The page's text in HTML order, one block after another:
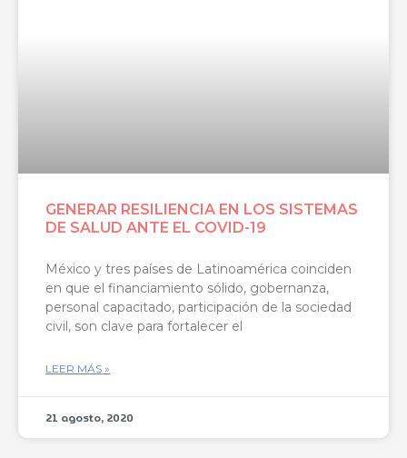
GENERAR RESILIENCIA EN LOS SISTEMAS
DE SALUD ANTE EL COVID-19
México y tres países de Latinoamérica coinciden
en que el financiamiento sólido, gobernanza,
personal capacitado, participación de la sociedad
civil, son clave para fortalecer el
LEER MÁS »
21 agosto, 2020